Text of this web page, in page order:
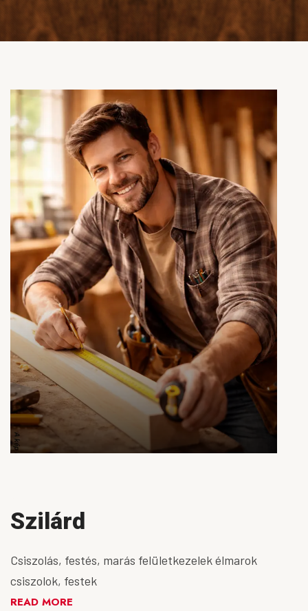
Szilárd
Csiszolás, festés, marás felületkezelek élmarok
csiszolok, festek
READ MORE